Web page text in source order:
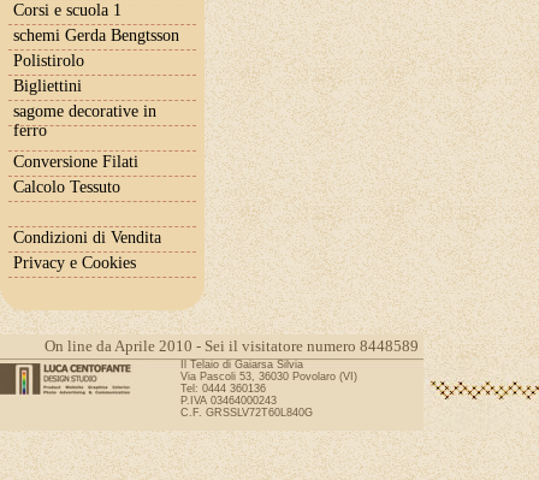
Corsi e scuola 1
schemi Gerda Bengtsson
Polistirolo
Bigliettini
sagome decorative in
ferro
Conversione Filati
Calcolo Tessuto
Condizioni di Vendita
Privacy e Cookies
On line da Aprile 2010 - Sei il visitatore numero 8448589
Il Telaio di Gaiarsa Silvia
Via Pascoli 53, 36030 Povolaro (VI)
Tel: 0444 360136
P.IVA 03464000243
C.F. GRSSLV72T60L840G